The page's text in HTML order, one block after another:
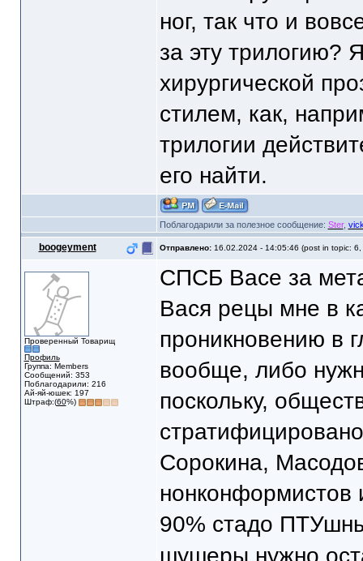
ног, так что и
за эту трилогию?
хирургической
стилем, как,
трилогии
его найти.
Поблагодарили за полезное сообщение: Ster,
boogeyment Отправлено: 16.02.2024 - 14:05:46 (post in topic: 6,
Проверенный Товарищ
Профиль
Группа: Members
Сообщений: 353
Поблагодарили: 216
Ай-яй-юшек: 197
Штраф:(60%)
СПСБ Васе за
Вася рецы мне в
проникновению в
вообще, либо
поскольку,
Сорокина,
90% стадо
шушеры нужно